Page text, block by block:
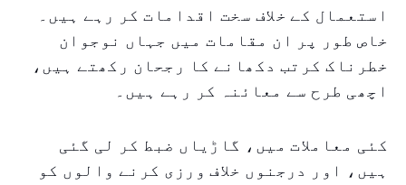
استعمال کے خلاف سخت اقدامات کر رہے ہیں۔
خاص طور پر ان مقامات میں جہاں نوجوان
خطرناک کرتب دکھانے کا رجحان رکھتے ہیں،
اچھی طرح سے معائنہ کر رہے ہیں۔
کئی معاملات میں، گاڑیاں ضبط کر لی گئی
ہیں، اور درجنوں خلاف ورزی کرنے والوں کو